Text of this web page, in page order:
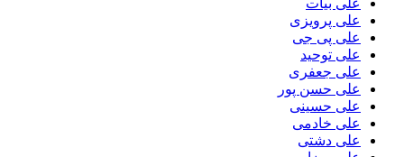
علی بیات
علی پرویزی
علی پی جی
علی توحید
علی جعفری
علی حسن پور
علی حسینی
علی خادمی
علی دشتی